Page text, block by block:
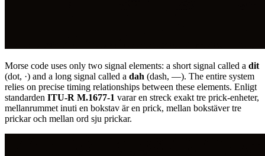
Morse code uses only two signal elements: a short signal called a dit
(dot, ·) and a long signal called a dah (dash, —). The entire system
relies on precise timing relationships between these elements. Enligt
standarden ITU-R M.1677-1 varar en streck exakt tre prick-enheter,
mellanrummet inuti en bokstav är en prick, mellan bokstäver tre
prickar och mellan ord sju prickar.